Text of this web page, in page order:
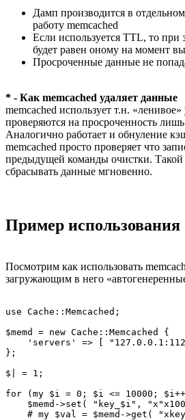
Дамп производится в
работу memcached
Если используется TTL, то при
будет равен оному на момент
Просроченные данные не
* - Как memcached удаляет данные
memcached использует т.н.
проверяются на просроченность
Аналогично работает и обнуление
memcached просто проверяет что
предыдущей команды очистки. Такой
сбрасывать данные мгновенно.
Пример использования
Посмотрим как использовать
загружающим в него
use Cache::Memcached;
$memd = new Cache::Memcached {
'servers' => [
};
$| = 1;
for (my $i = 0; $i <= 10000;
$memd->set( "key_$i",
# my $val = $memd->get(